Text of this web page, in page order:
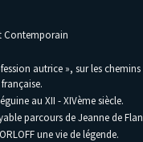
Contemporain
autrice », sur les
au XII - XIVème siècle.
parcours de Jeanne de
une vie de légende.